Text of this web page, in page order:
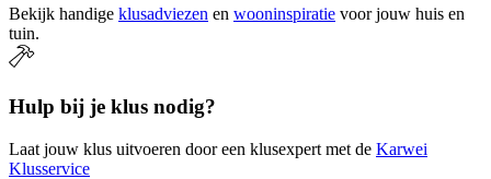
Bekijk handige klusadviezen en wooninspiratie voor jouw huis en
tuin.
Hulp bij je klus nodig?
Laat jouw klus uitvoeren door een klusexpert met de Karwei
Klusservice